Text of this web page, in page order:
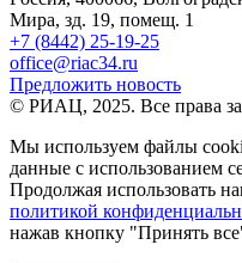
Мира, зд. 19, помещ. 1
+7 (8442) 25-19-25
office@riac34.ru
Предложить новость
© РИАЦ, 2025. Все права
Мы используем файлы
данные с использованием
Продолжая использовать
политикой
нажав кнопку "Принять